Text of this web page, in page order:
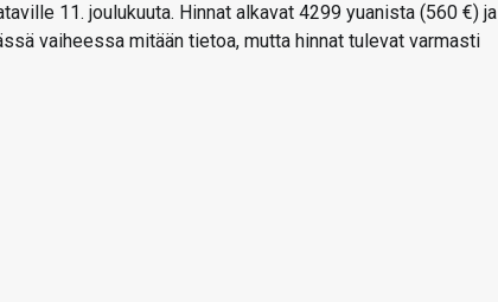
11. joulukuuta. Hinnat alkavat 4299 yuanista (560 €) ja
vaiheessa mitään tietoa, mutta hinnat tulevat varmasti